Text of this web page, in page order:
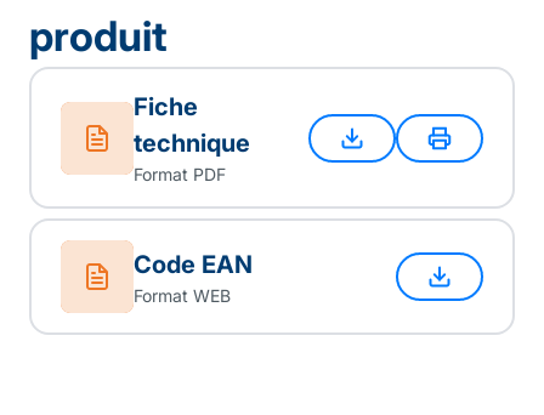
produit
Fiche
technique
Format PDF
Code EAN
Format WEB